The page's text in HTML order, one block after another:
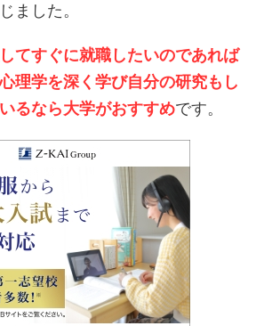
ました。
てすぐに就職したいのであれば
理学を深く学び自分の研究もし
るなら大学がおすすめです。